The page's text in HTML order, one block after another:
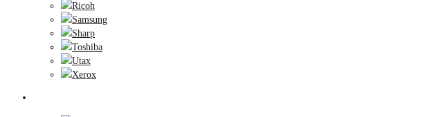
Ricoh
Samsung
Sharp
Toshiba
Utax
Xerox